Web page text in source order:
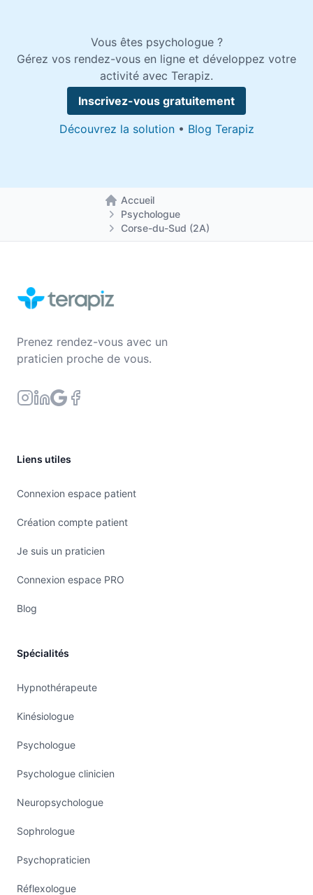
Vous êtes psychologue ?
Gérez vos rendez-vous en ligne et développez votre
activité avec Terapiz.
Inscrivez-vous gratuitement
Découvrez la solution• Blog Terapiz
Accueil
Retour à la page d'accueil
Psychologue
Corse-du-Sud (2A)
Prenez rendez-vous avec un
praticien proche de vous.
Liens utiles
Connexion espace patient
Création compte patient
Je suis un praticien
Connexion espace PRO
Blog
Spécialités
Hypnothérapeute
Kinésiologue
Psychologue
Psychologue clinicien
Neuropsychologue
Sophrologue
Psychopraticien
Réflexologue